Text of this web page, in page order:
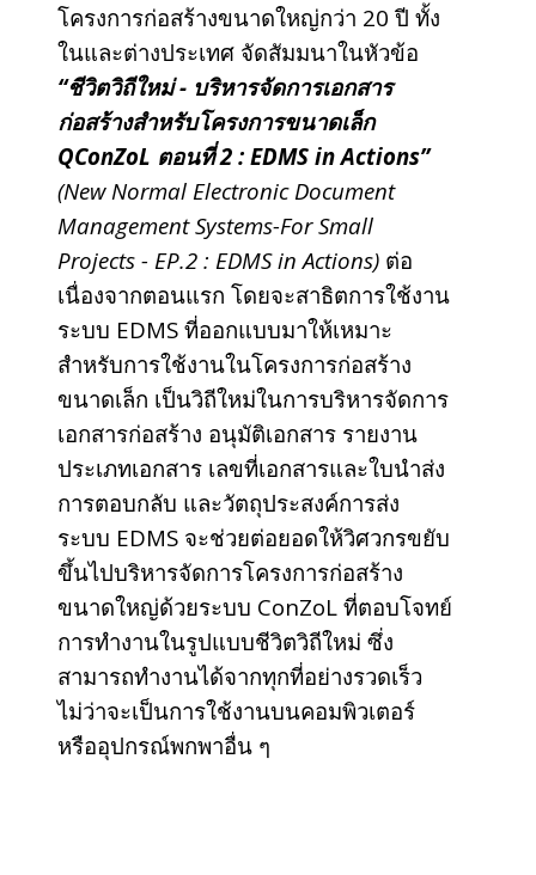
โครงการก่อสร้างขนาดใหญ่กว่า 20 ปี ทั้ง
ในและต่างประเทศ จัดสัมมนาในหัวข้อ
“ชีวิตวิถีใหม่ - บริหารจัดการเอกสาร
ก่อสร้างสำหรับโครงการขนาดเล็ก
QConZoL ตอนที่ 2 : EDMS in Actions”
(New Normal Electronic Document
Management Systems-For Small
Projects - EP.2 : EDMS in Actions) ต่อ
เนื่องจากตอนแรก โดยจะสาธิตการใช้งาน
ระบบ EDMS ที่ออกแบบมาให้เหมาะ
สำหรับการใช้งานในโครงการก่อสร้าง
ขนาดเล็ก เป็นวิถีใหม่ในการบริหารจัดการ
เอกสารก่อสร้าง อนุมัติเอกสาร รายงาน
ประเภทเอกสาร เลขที่เอกสารและใบนำส่ง
การตอบกลับ และวัตถุประสงค์การส่ง
ระบบ EDMS จะช่วยต่อยอดให้วิศวกรขยับ
ขึ้นไปบริหารจัดการโครงการก่อสร้าง
ขนาดใหญ่ด้วยระบบ ConZoL ที่ตอบโจทย์
การทำงานในรูปแบบชีวิตวิถีใหม่ ซึ่ง
สามารถทำงานได้จากทุกที่อย่างรวดเร็ว
ไม่ว่าจะเป็นการใช้งานบนคอมพิวเตอร์
หรืออุปกรณ์พกพาอื่น ๆ